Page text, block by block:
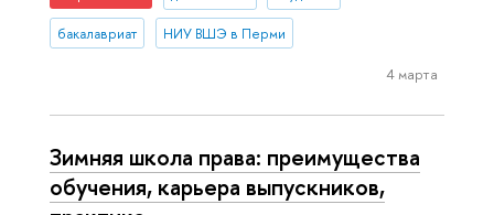
бакалавриат НИУ ВШЭ в Перми
4 марта
Зимняя школа права: преимущества
обучения, карьера выпускников,